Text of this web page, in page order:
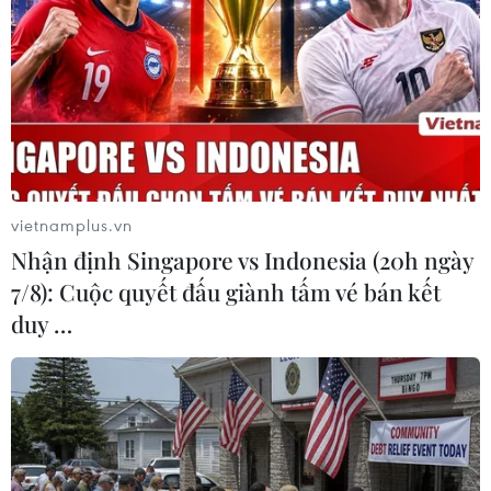
Phát hiện mới về quá trình
lão hóa của con người
02/08/2026 13:31
Sâm Ngọc Linh: Báu vật
trong tay, bao giờ "hóa
rồng"?
02/08/2026 11:38
Yếu tố di truyền có thể
quyết định quá trình phát
triển ung thư
02/08/2026 09:43
Phương pháp mới giúp
phát hiện sớm bệnh
Alzheimer
30/07/2026 14:27
vietnamplus.vn
Nhận định Singapore vs Indonesia (20h ngày
7/8): Cuộc quyết đấu giành tấm vé bán kết
duy …